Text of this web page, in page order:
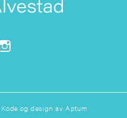
og design avAptum